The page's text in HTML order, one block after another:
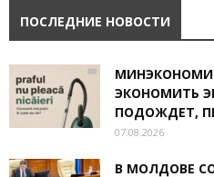
ПОСЛЕДНИЕ НОВОСТИ
ЭКОНОМИТЬ
ПОДОЖДЕТ,
07.08.2026
В МОЛДОВЕ